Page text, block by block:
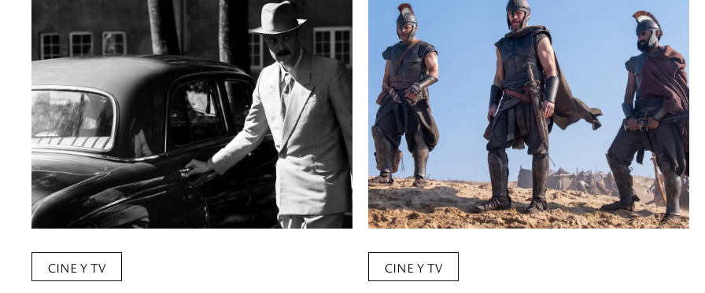
CINE Y TV CINE Y TV